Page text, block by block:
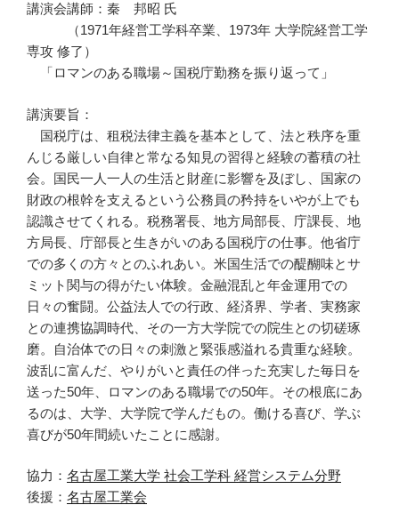
講演会講師：秦 邦昭 氏
（1971年経営工学科卒業、1973年 大学院経営工学
専攻 修了）
「ロマンのある職場～国税庁勤務を振り返って」
講演要旨：
国税庁は、租税法律主義を基本として、法と秩序を重
んじる厳しい自律と常なる知見の習得と経験の蓄積の社
会。国民一人一人の生活と財産に影響を及ぼし、国家の
財政の根幹を支えるという公務員の矜持をいやが上でも
認識させてくれる。税務署長、地方局部長、庁課長、地
方局長、庁部長と生きがいのある国税庁の仕事。他省庁
での多くの方々とのふれあい。米国生活での醍醐味とサ
ミット関与の得がたい体験。金融混乱と年金運用での
日々の奮闘。公益法人での行政、経済界、学者、実務家
との連携協調時代、その一方大学院での院生との切磋琢
磨。自治体での日々の刺激と緊張感溢れる貴重な経験。
波乱に富んだ、やりがいと責任の伴った充実した毎日を
送った50年、ロマンのある職場での50年。その根底にあ
るのは、大学、大学院で学んだもの。働ける喜び、学ぶ
喜びが50年間続いたことに感謝。
協力： 名古屋工業大学 社会工学科 経営システム分野
後援： 名古屋工業会